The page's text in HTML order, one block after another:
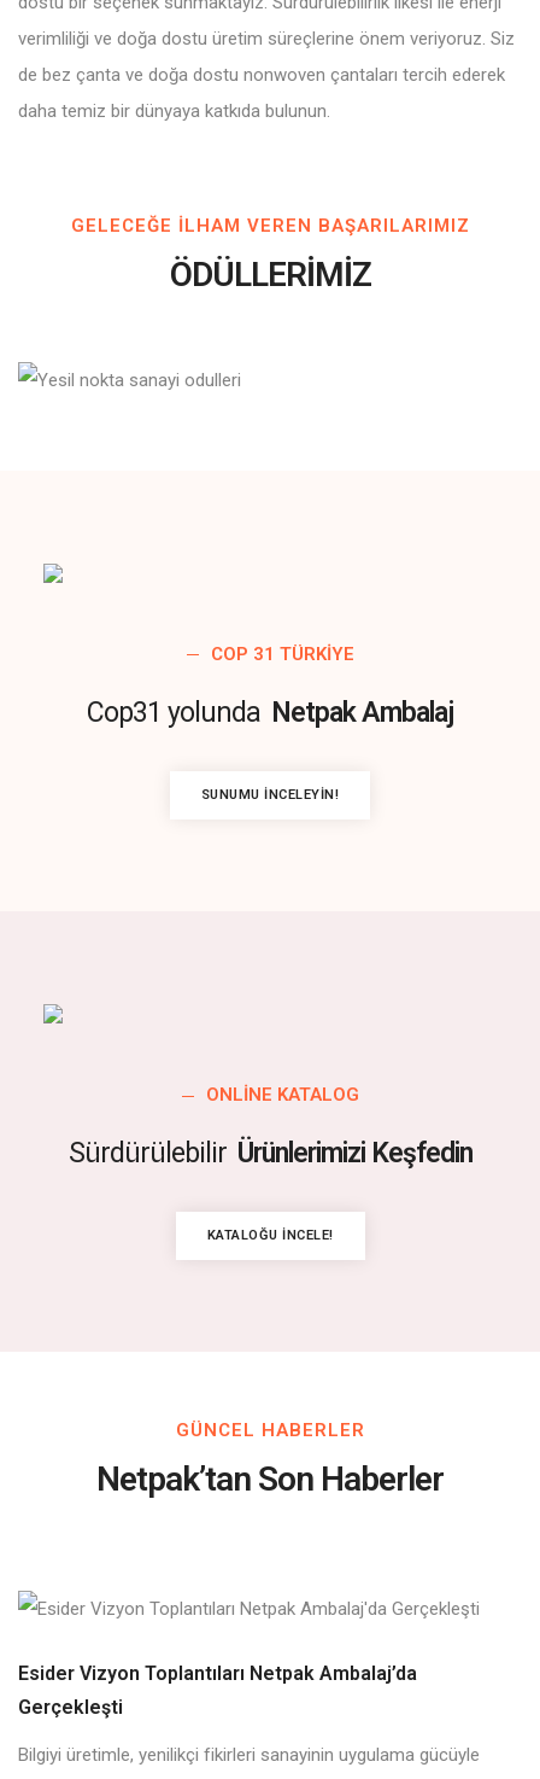
verimliliği ve doğa dostu üretim süreçlerine önem veriyoruz. Siz
de bez çanta ve doğa dostu nonwoven çantaları tercih ederek
daha temiz bir dünyaya katkıda bulunun.
GELECEĞE ILHAM VEREN BAŞARILARIMIZ
ÖDÜLLERİMİZ
COP 31 TÜRKIYE
Cop31 yolunda Netpak Ambalaj
SUNUMU İNCELEYIN!
ONLINE KATALOG
Sürdürülebilir Ürünlerimizi Keşfedin
KATALOĞU İNCELE!
GÜNCEL HABERLER
Netpak’tan Son Haberler
Esider Vizyon Toplantıları Netpak Ambalaj’da
Gerçekleşti
Bilgiyi üretimle, yenilikçi fikirleri sanayinin uygulama gücüyle